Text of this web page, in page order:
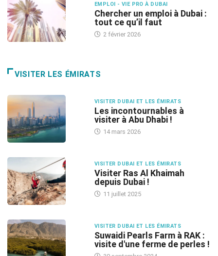
EMPLOI - VIE PRO À DUBAI
Chercher un emploi à Dubai :
tout ce qu’il faut
2 février 2026
VISITER LES ÉMIRATS
VISITER DUBAI ET LES ÉMIRATS
Les incontournables à
visiter à Abu Dhabi !
14 mars 2026
VISITER DUBAI ET LES ÉMIRATS
Visiter Ras Al Khaimah
depuis Dubai !
11 juillet 2025
VISITER DUBAI ET LES ÉMIRATS
Suwaidi Pearls Farm à RAK :
visite d'une ferme de perles !